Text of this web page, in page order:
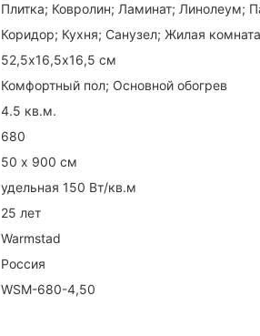
Плитка; Ковролин; Ламинат; Линолеум;
Коридор; Кухня; Санузел; Жилая комната
52,5х16,5х16,5 см
Комфортный пол; Основной обогрев
4.5 кв.м.
680
50 х 900 см
удельная 150 Вт/кв.м
25 лет
Warmstad
Россия
WSM-680-4,50